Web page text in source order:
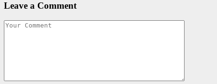
Leave a Comment